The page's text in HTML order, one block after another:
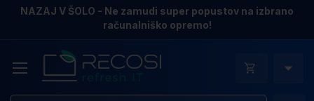
NAZAJ V ŠOLO - Ne zamudi super popustov na izbrano
računalniško opremo!